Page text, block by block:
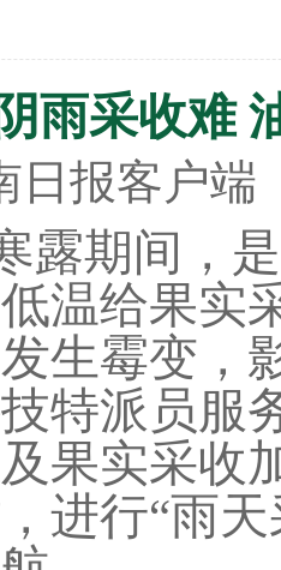
雨采收难
日报客户端
露期间，
温给果实
生霉变，
特派员服
果实采收
进行“雨